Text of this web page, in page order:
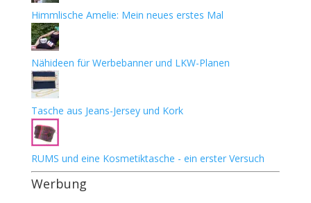
Himmlische Amelie: Mein neues erstes Mal
Nähideen für Werbebanner und LKW-Planen
Tasche aus Jeans-Jersey und Kork
RUMS und eine Kosmetiktasche - ein erster Versuch
Werbung